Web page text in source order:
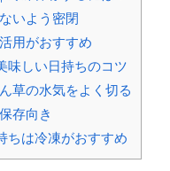
いよう密閉
用がおすすめ
味しい日持ちのコツ
草の水気をよく切る
存向き
ちは冷凍がおすすめ